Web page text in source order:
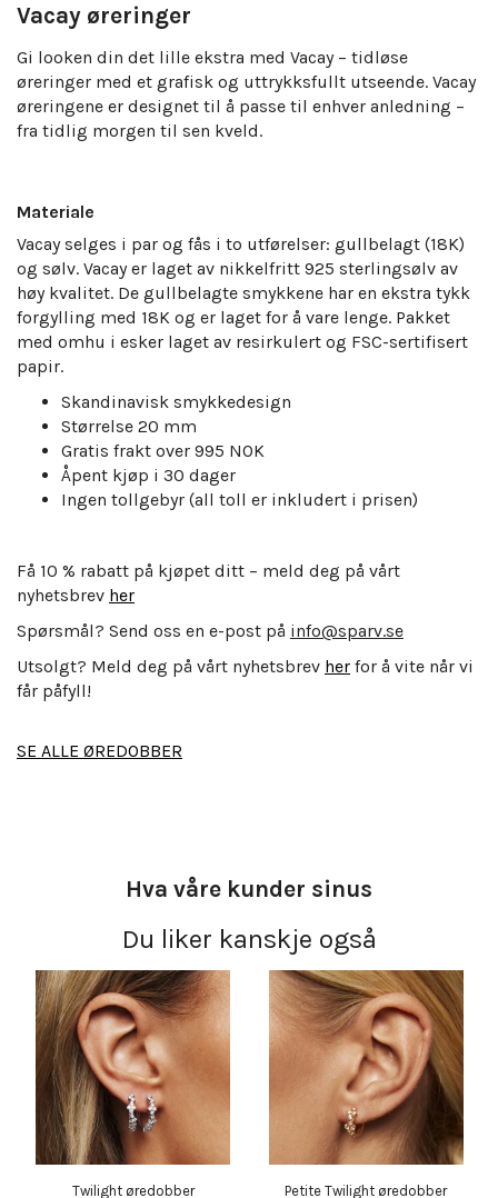
Vacay øreringer
Gi looken din det lille ekstra med Vacay – tidløse
øreringer med et grafisk og uttrykksfullt utseende. Vacay
øreringene er designet til å passe til enhver anledning –
fra tidlig morgen til sen kveld.
Materiale
Vacay selges i par og fås i to utførelser: gullbelagt (18K)
og sølv. Vacay er laget av nikkelfritt 925 sterlingsølv av
høy kvalitet. De gullbelagte smykkene har en ekstra tykk
forgylling med 18K og er laget for å vare lenge. Pakket
med omhu i esker laget av resirkulert og FSC-sertifisert
papir.
Skandinavisk smykkedesign
Størrelse 20 mm
Gratis frakt over 995 NOK
Åpent kjøp i 30 dager
Ingen tollgebyr (all toll er inkludert i prisen)
Få 10 % rabatt på kjøpet ditt – meld deg på vårt
nyhetsbrev her
Spørsmål? Send oss en e-post på info@sparv.se
Utsolgt? Meld deg på vårt nyhetsbrev her for å vite når vi
får påfyll!
SE ALLE ØREDOBBER
Hva våre kunder sinus
Du liker kanskje også
Twilight øredobber Petite Twilight øredobber